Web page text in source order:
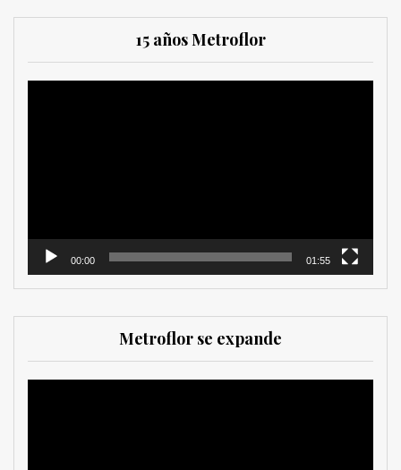
15 años Metroflor
00:00 01:55
Metroflor se expande